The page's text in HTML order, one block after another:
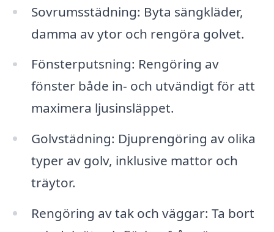
Sovrumsstädning: Byta sängkläder,
damma av ytor och rengöra golvet.
Fönsterputsning: Rengöring av
fönster både in- och utvändigt för att
maximera ljusinsläppet.
Golvstädning: Djuprengöring av olika
typer av golv, inklusive mattor och
träytor.
Rengöring av tak och väggar: Ta bort